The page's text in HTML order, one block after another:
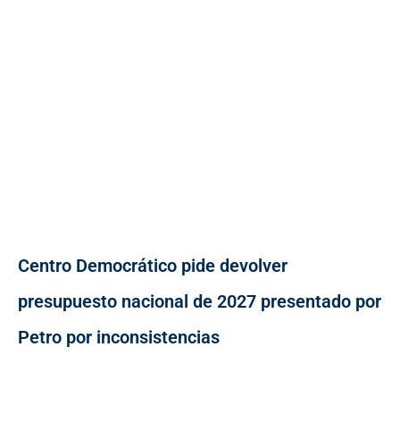
Centro Democrático pide devolver
presupuesto nacional de 2027 presentado por
Petro por inconsistencias